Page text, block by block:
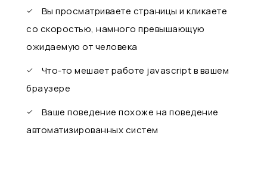
Вы просматриваете страницы и кликаете
со скоростью, намного превышающую
ожидаемую от человека
Что-то мешает работе javascript в вашем
браузере
Ваше поведение похоже на поведение
автоматизированных систем